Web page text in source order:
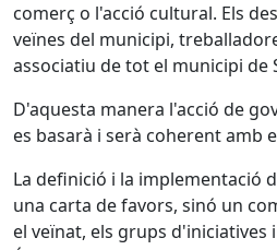
comerç o l'acció cultural. Els
veïnes del municipi,
associatiu de tot el municipi de
D'aquesta manera l'acció de
es basarà i serà coherent amb
La definició i la implementació
una carta de favors, sinó un
el veïnat, els grups d'iniciatives